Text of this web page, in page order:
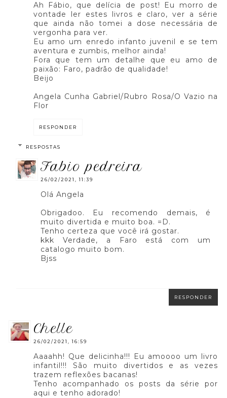
Ah Fábio, que delícia de post! Eu morro de
vontade ler estes livros e claro, ver a série
que ainda não tomei a dose necessária de
vergonha para ver.
Eu amo um enredo infanto juvenil e se tem
aventura e zumbis, melhor ainda!
Fora que tem um detalhe que eu amo de
paixão: Faro, padrão de qualidade!
Beijo
Angela Cunha Gabriel/Rubro Rosa/O Vazio na
Flor
RESPONDER
RESPOSTAS
fabio pedreira
26/02/2021, 11:39
Olá Angela
Obrigadoo. Eu recomendo demais, é
muito divertida e muito boa. =D.
Tenho certeza que você irá gostar.
kkk Verdade, a Faro está com um
catalogo muito bom.
Bjss
RESPONDER
chelle
26/02/2021, 16:59
Aaaahh! Que delicinha!!! Eu amoooo um livro
infantil!!! São muito divertidos e as vezes
trazem reflexões bacanas!
Tenho acompanhado os posts da série por
aqui e tenho adorado!